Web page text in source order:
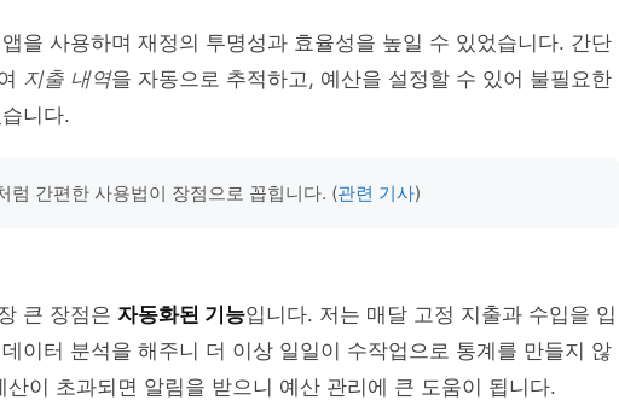
을 사용하며 재정의 투명성과 효율성을 높일 수 있었습니다. 간단
지출 내역을 자동으로 추적하고, 예산을 설정할 수 있어 불필요한
니다.
럼 간편한 사용법이 장점으로 꼽힙니다. (관련 기사)
큰 장점은 자동화된 기능입니다. 저는 매달 고정 지출과 수입을 입
이터 분석을 해주니 더 이상 일일이 수작업으로 통계를 만들지 않
이 초과되면 알림을 받으니 예산 관리에 큰 도움이 됩니다.